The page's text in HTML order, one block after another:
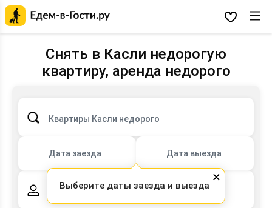
Гости.ру
Избранное
Снять в Касли недорогую
квартиру, аренда недорого
Квартиры Касли недорого
Дата заезда Дата выезда
2 взрослых, 0 детей
×
Выберите даты заезда и выезда